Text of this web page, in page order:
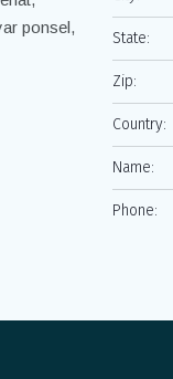
ponsel,
State:
Zip:
Country:
Name:
Phone: